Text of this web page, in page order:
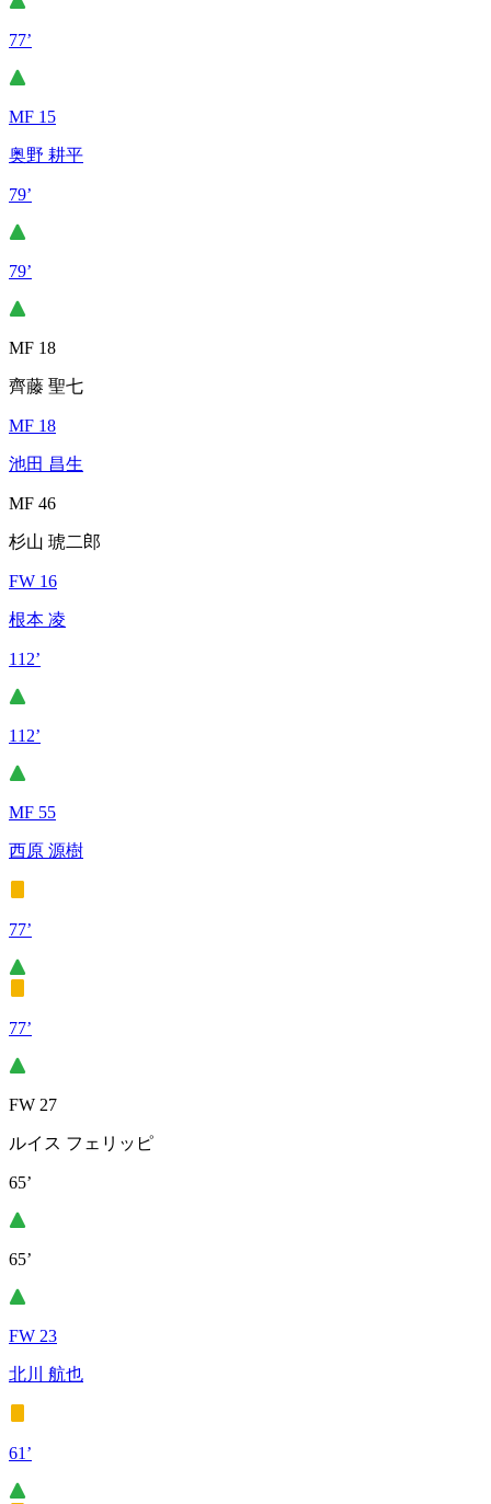
77’
MF 15
奥野 耕平
79’
79’
MF 18
齊藤 聖七
MF 18
池田 昌生
MF 46
杉山 琥二郎
FW 16
根本 凌
112’
112’
MF 55
西原 源樹
77’
77’
FW 27
ルイス フェリッピ
65’
65’
FW 23
北川 航也
61’